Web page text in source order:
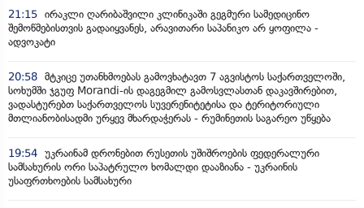
21:15 ირაკლი ღარიბაშვილი კლინიკაში გეგმური სამედიცინო
შემოწმებისთვის გადაიყვანეს, არავითარი საპანიკო არ ყოფილა -
ადვოკატი
20:58 მტკიცე უთანხმოებას გამოვხატავთ 7 აგვისტოს საქართველოში,
სოხუმში ჯგუფ Morandi-ის დაგეგმილ გამოსვლასთან დაკავშირებით,
ვადასტურებთ საქართველოს სუვერენიტეტისა და ტერიტორიული
მთლიანობისადმი ურყევ მხარდაჭერას - რუმინეთის საგარეო უწყება
19:54 უკრაინამ დრონებით რუსეთის უშიშროების ფედერალური
სამსახურის ორი საპატრულო ხომალდი დააზიანა - უკრაინის
უსაფრთხოების სამსახური